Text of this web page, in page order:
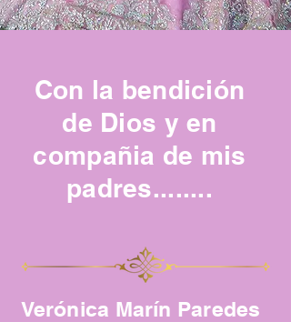
Con la bendición
de Dios y en
compañia de mis
padres........
Verónica Marín Paredes